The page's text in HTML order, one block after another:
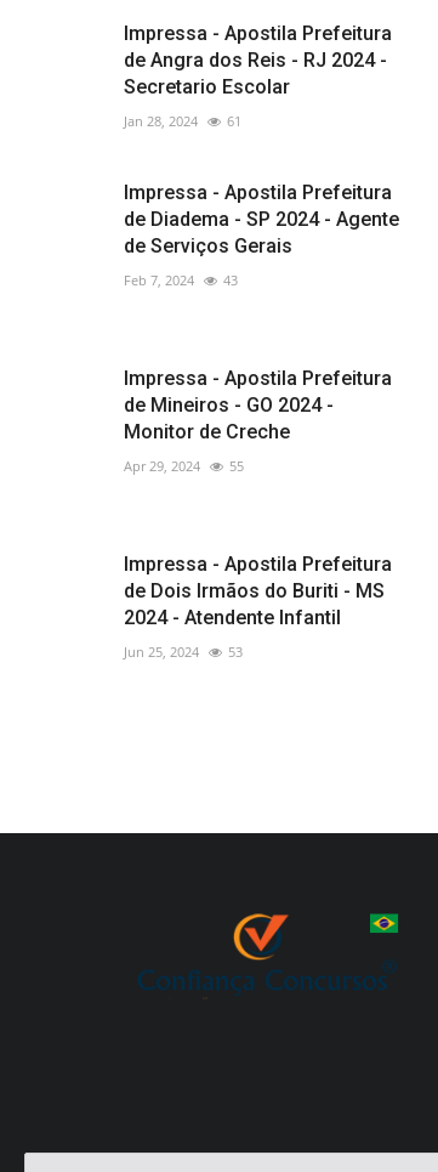
Impressa - Apostila Prefeitura
de Angra dos Reis - RJ 2024 -
Secretario Escolar
Jan 28, 2024 61
Impressa - Apostila Prefeitura
de Diadema - SP 2024 - Agente
de Serviços Gerais
Feb 7, 2024 43
Impressa - Apostila Prefeitura
de Mineiros - GO 2024 -
Monitor de Creche
Apr 29, 2024 55
Impressa - Apostila Prefeitura
de Dois Irmãos do Buriti - MS
2024 - Atendente Infantil
Jun 25, 2024 53